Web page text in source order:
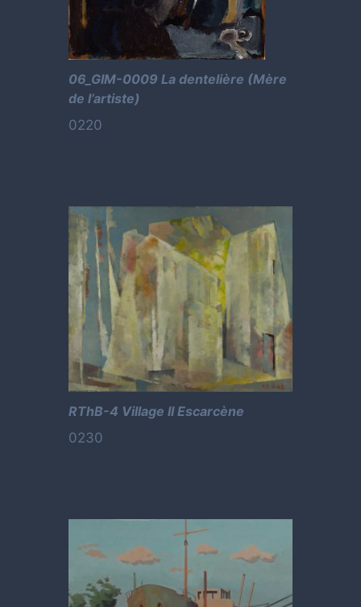
06_GIM-0009 La dentelière (Mère
de l’artiste)
0220
RThB-4 Village II Escarcène
0230